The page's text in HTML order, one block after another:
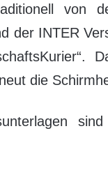
von
der INTER
die